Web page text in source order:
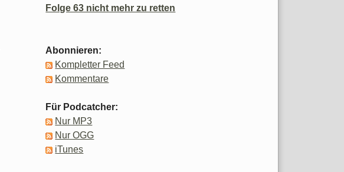
Folge 63 nicht mehr zu retten
Abonnieren:
Kompletter Feed
Kommentare
Für Podcatcher:
Nur MP3
Nur OGG
iTunes